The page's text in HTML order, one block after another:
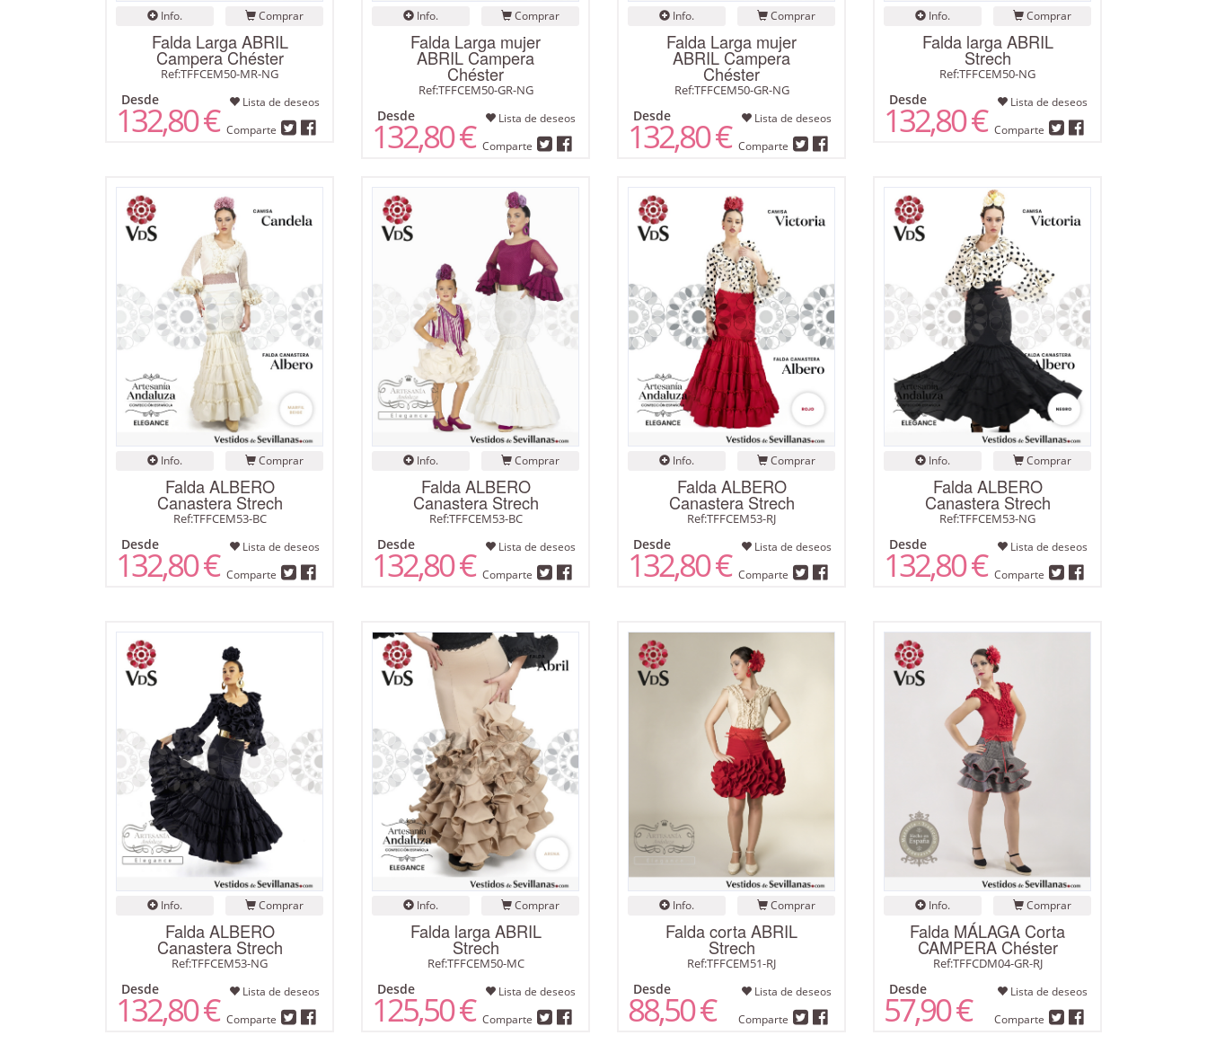
Info. Comprar
Falda Larga ABRIL
Campera Chéster
Ref:TFFCEM50-MR-NG
Desde Lista de deseos
132,80 € Comparte
Info. Comprar
Falda Larga mujer
ABRIL Campera
Chéster
Ref:TFFCEM50-GR-NG
Desde Lista de deseos
132,80 € Comparte
Info. Comprar
Falda Larga mujer
ABRIL Campera
Chéster
Ref:TFFCEM50-GR-NG
Desde Lista de deseos
132,80 € Comparte
Info. Comprar
Falda larga ABRIL
Strech
Ref:TFFCEM50-NG
Desde Lista de deseos
132,80 € Comparte
Info. Comprar
Falda ALBERO
Canastera Strech
Ref:TFFCEM53-BC
Desde Lista de deseos
132,80 € Comparte
Info. Comprar
Falda ALBERO
Canastera Strech
Ref:TFFCEM53-BC
Desde Lista de deseos
132,80 € Comparte
Info. Comprar
Falda ALBERO
Canastera Strech
Ref:TFFCEM53-RJ
Desde Lista de deseos
132,80 € Comparte
Info. Comprar
Falda ALBERO
Canastera Strech
Ref:TFFCEM53-NG
Desde Lista de deseos
132,80 € Comparte
Info. Comprar
Falda ALBERO
Canastera Strech
Ref:TFFCEM53-NG
Desde Lista de deseos
132,80 € Comparte
Info. Comprar
Falda larga ABRIL
Strech
Ref:TFFCEM50-MC
Desde Lista de deseos
125,50 € Comparte
Info. Comprar
Falda corta ABRIL
Strech
Ref:TFFCEM51-RJ
Desde Lista de deseos
88,50 € Comparte
Info. Comprar
Falda MÁLAGA Corta
CAMPERA Chéster
Ref:TFFCDM04-GR-RJ
Desde Lista de deseos
57,90 € Comparte